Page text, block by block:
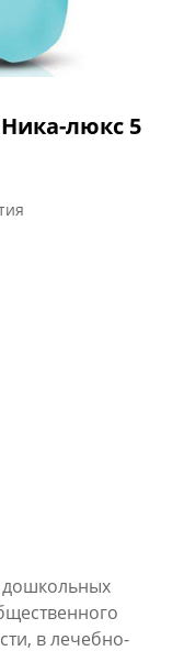
люкс 5
дошкольных
в лечебно-